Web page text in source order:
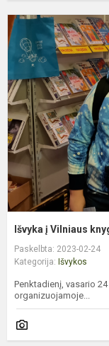
Išvyka į Vilniaus
Paskelbta: 2023-02-24
Kategorija: Išvykos
Penktadienį, vasario
organizuojamoje...